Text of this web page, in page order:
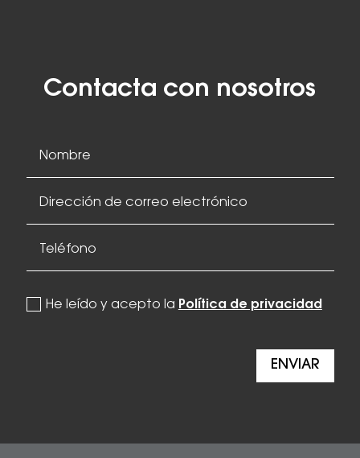
Contacta con nosotros
He leído y acepto la Política de privacidad
ENVIAR